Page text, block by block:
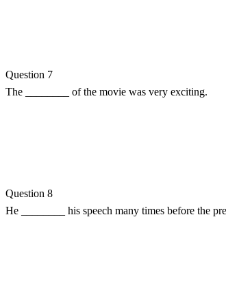
Question 7
The ________ of the movie was very exciting.
Question 8
He ________ his speech many times before the